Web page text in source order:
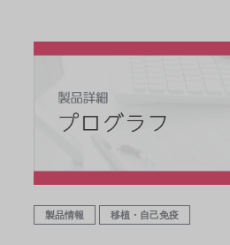
製品情報 移植・自己免疫